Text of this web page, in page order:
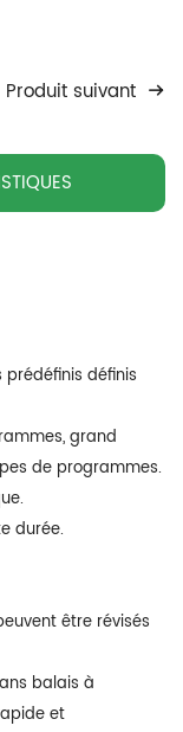
Produit suivant
définis
grand
de programmes.
durée.
être révisés
balais à
et